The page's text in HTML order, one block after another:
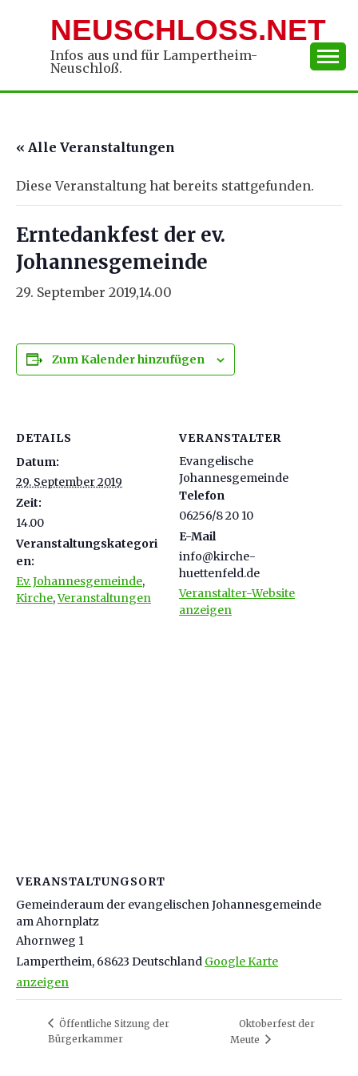
NEUSCHLOSS.NET
Infos aus und für Lampertheim-
Neuschloß.
« Alle Veranstaltungen
Diese Veranstaltung hat bereits stattgefunden.
Erntedankfest der ev.
Johannesgemeinde
29. September 2019,14.00
Zum Kalender hinzufügen
DETAILS
Datum:
29. September 2019
Zeit:
14.00
Veranstaltungskategori
en:
Ev. Johannesgemeinde,
Kirche,Veranstaltungen
VERANSTALTER
Evangelische
Johannesgemeinde
Telefon
06256/8 20 10
E-Mail
info@kirche-
huettenfeld.de
Veranstalter-Website
anzeigen
VERANSTALTUNGSORT
Gemeinderaum der evangelischen Johannesgemeinde
am Ahornplatz
Ahornweg 1
Lampertheim, 68623 Deutschland Google Karte
anzeigen
Öffentliche Sitzung der
Bürgerkammer
Oktoberfest der
Meute